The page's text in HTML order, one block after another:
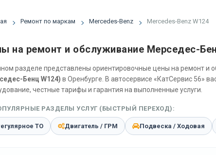
Ремонт по маркам Mercedes-Benz Mercedes-Benz W124
на ремонт и обслуживание Мерседес-
разделе представлены ориентировочные цены на ремонт и
Бенц W124) в Оренбурге. В автосервисе «КатСервис 56»
честные тарифы и гарантия на выполненные услуги.
РАЗДЕЛЫ УСЛУГ (БЫСТРЫЙ ПЕРЕХОД):
ТО Двигатель / ГРМ Подвеска / Ходовая